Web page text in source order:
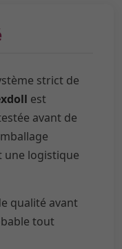
strict de
est
avant de
une logistique
qualité avant
tout